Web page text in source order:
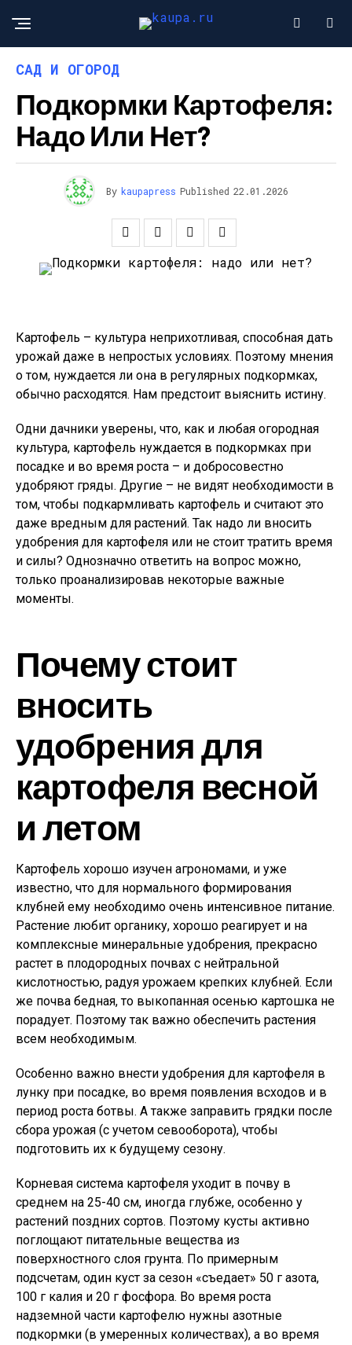
САД И ОГОРОД
Подкормки Картофеля:
Надо Или Нет?
By kaupapress Published 22.01.2026
Картофель – культура неприхотливая, способная дать
урожай даже в непростых условиях. Поэтому мнения
о том, нуждается ли она в регулярных подкормках,
обычно расходятся. Нам предстоит выяснить истину.
Одни дачники уверены, что, как и любая огородная
культура, картофель нуждается в подкормках при
посадке и во время роста – и добросовестно
удобряют гряды. Другие – не видят необходимости в
том, чтобы подкармливать картофель и считают это
даже вредным для растений. Так надо ли вносить
удобрения для картофеля или не стоит тратить время
и силы? Однозначно ответить на вопрос можно,
только проанализировав некоторые важные
моменты.
Почему стоит
вносить
удобрения для
картофеля весной
и летом
Картофель хорошо изучен агрономами, и уже
известно, что для нормального формирования
клубней ему необходимо очень интенсивное питание.
Растение любит органику, хорошо реагирует и на
комплексные минеральные удобрения, прекрасно
растет в плодородных почвах с нейтральной
кислотностью, радуя урожаем крепких клубней. Если
же почва бедная, то выкопанная осенью картошка не
порадует. Поэтому так важно обеспечить растения
всем необходимым.
Особенно важно внести удобрения для картофеля в
лунку при посадке, во время появления всходов и в
период роста ботвы. А также заправить грядки после
сбора урожая (с учетом севооборота), чтобы
подготовить их к будущему сезону.
Корневая система картофеля уходит в почву в
среднем на 25-40 см, иногда глубже, особенно у
растений поздних сортов. Поэтому кусты активно
поглощают питательные вещества из
поверхностного слоя грунта. По примерным
подсчетам, один куст за сезон «съедает» 50 г азота,
100 г калия и 20 г фосфора. Во время роста
надземной части картофелю нужны азотные
подкормки (в умеренных количествах), а во время